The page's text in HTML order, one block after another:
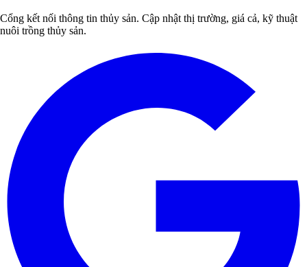
Cổng kết nối thông tin thủy sản. Cập nhật thị trường, giá cả, kỹ thuật
nuôi trồng thủy sản.